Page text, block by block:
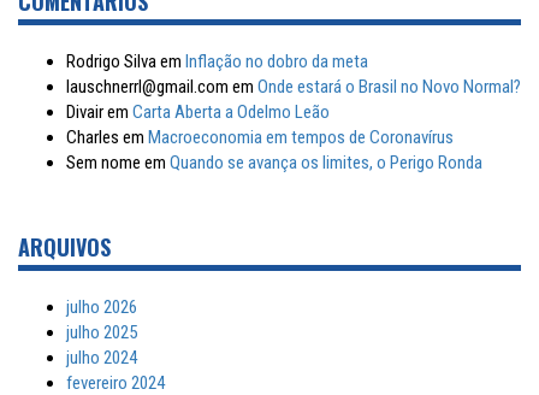
Rodrigo Silvaem Inflação no dobro da meta
lauschnerrl@gmail.com em Onde estará o Brasil no Novo Normal?
Divairem Carta Aberta a Odelmo Leão
Charles em Macroeconomia em tempos de Coronavírus
Sem nome em Quando se avança os limites, o Perigo Ronda
ARQUIVOS
julho 2026
julho 2025
julho 2024
fevereiro 2024